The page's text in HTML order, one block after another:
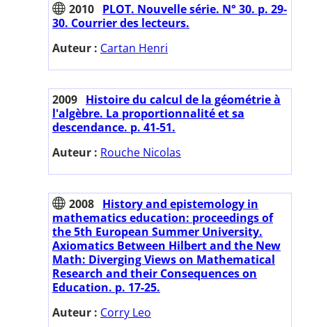
2010 PLOT. Nouvelle série. N° 30. p. 29-
30. Courrier des lecteurs.
Auteur : Cartan Henri
2009 Histoire du calcul de la géométrie à
l'algèbre. La proportionnalité et sa
descendance. p. 41-51.
Auteur : Rouche Nicolas
2008 History and epistemology in
mathematics education: proceedings of
the 5th European Summer University.
Axiomatics Between Hilbert and the New
Math: Diverging Views on Mathematical
Research and their Consequences on
Education. p. 17-25.
Auteur : Corry Leo